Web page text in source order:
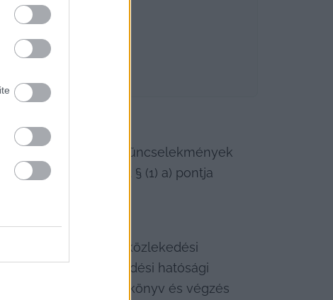
társadalomnak a bűncselekmények
CLXIII. törvény 16. § (1) a) pontja
által végrehajtott közlekedési
miatt közlekedési hatósági
ellenőrzési jegyzőkönyv és végzés